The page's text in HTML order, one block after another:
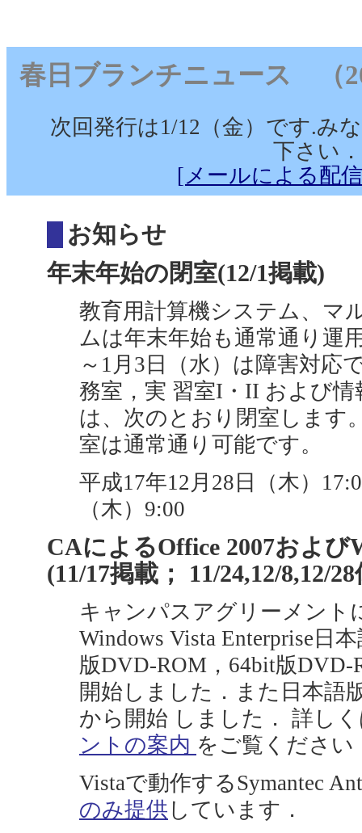
春日ブランチニュース （
次回発行は1/12（金）です.み
下さい．
[メールによる配
お知らせ
年末年始の閉室(12/1掲載)
教育用計算機システム、マ
ムは年末年始も通常通り運
～1月3日（水）は障害対応
務室，実 習室I・II および
は、次のとおり閉室します
室は通常通り可能です。
平成17年12月28日（木）
（木）9:00
CAによるOffice 2007および
(11/17掲載； 11/24,12/8,12/
キャンパスアグリーメント
Windows Vista Enterprise日
版DVD-ROM，64bit版DVD-
開始しました．また日本語
から開始 しました． 詳し
ントの案内 をご覧ください
Vistaで動作するSymantec
のみ提供 しています．